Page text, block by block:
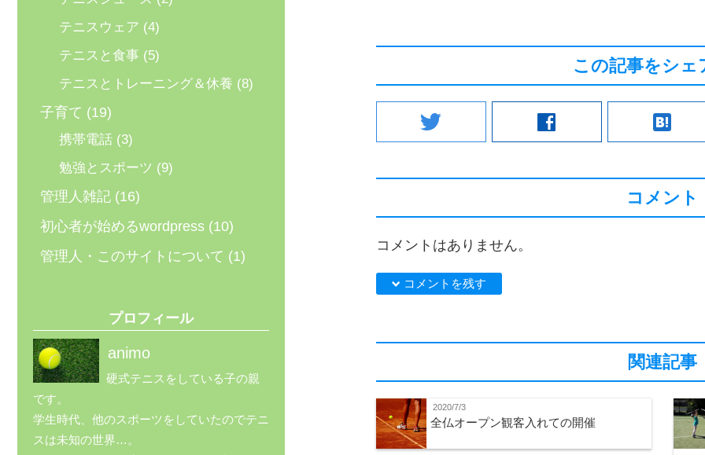
この記事をシェ
twitter facebook hatenabookmark
コメント
コメントはありません。
down コメントを残す
関連記事
2020/7/3
全仏オープン観客入れての開催
テニスウェア (4)
テニスと食事 (5)
テニスとトレーニング＆休養 (8)
子育て (19)
携帯電話(3)
勉強とスポーツ (9)
管理人雑記 (16)
初心者が始めるwordpress (10)
管理人・このサイトについて (1)
プロフィール
animo
硬式テニスをしている子の親
です。
学生時代、他のスポーツをしていたのでテニ
スは未知の世界…。